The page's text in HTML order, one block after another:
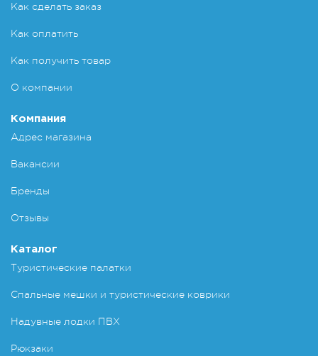
Как сделать заказ
Как оплатить
Как получить товар
О компании
Компания
Адрес магазина
Вакансии
Бренды
Отзывы
Каталог
Туристические палатки
Спальные мешки и туристические коврики
Надувные лодки ПВХ
Рюкзаки